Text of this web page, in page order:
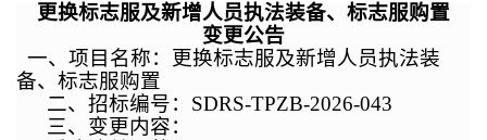
更换标志服及新增人员执法装备、标志服购置
变更公告
一、 项目名称：更换标志服及新增人员执法装
备、标志服购置
二、招标编号：SDRS-TPZB-2026-043
三、 变更内容：